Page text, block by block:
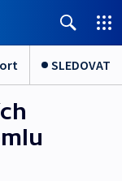
SLEDOVAT